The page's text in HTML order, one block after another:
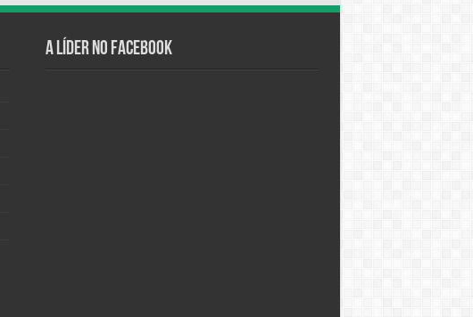
A Líder no Facebook